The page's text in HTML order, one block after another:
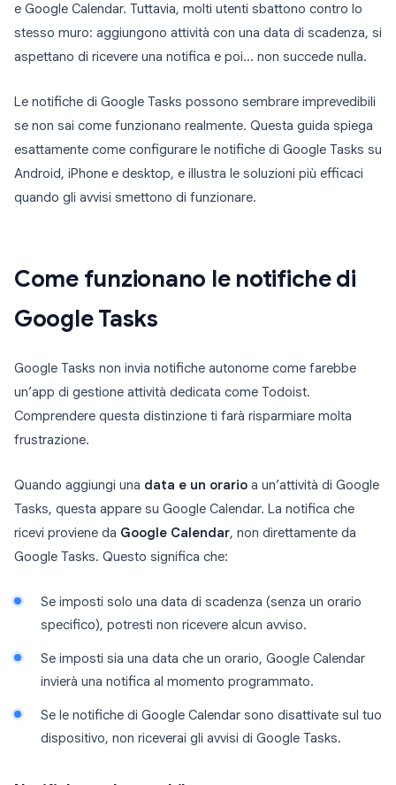
e Google Calendar. Tuttavia, molti utenti sbattono contro lo
stesso muro: aggiungono attività con una data di scadenza, si
aspettano di ricevere una notifica e poi… non succede nulla.
Le notifiche di Google Tasks possono sembrare imprevedibili
se non sai come funzionano realmente. Questa guida spiega
esattamente come configurare le notifiche di Google Tasks su
Android, iPhone e desktop, e illustra le soluzioni più efficaci
quando gli avvisi smettono di funzionare.
Come funzionano le notifiche di
Google Tasks
Google Tasks non invia notifiche autonome come farebbe
un’app di gestione attività dedicata come Todoist.
Comprendere questa distinzione ti farà risparmiare molta
frustrazione.
Quando aggiungi una data e un orario a un’attività di Google
Tasks, questa appare su Google Calendar. La notifica che
ricevi proviene da Google Calendar, non direttamente da
Google Tasks. Questo significa che:
Se imposti solo una data di scadenza (senza un orario
specifico), potresti non ricevere alcun avviso.
Se imposti sia una data che un orario, Google Calendar
invierà una notifica al momento programmato.
Se le notifiche di Google Calendar sono disattivate sul tuo
dispositivo, non riceverai gli avvisi di Google Tasks.